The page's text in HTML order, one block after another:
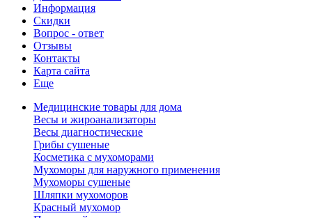
Информация
Скидки
Вопрос - ответ
Отзывы
Контакты
Карта сайта
Еще
Медицинские товары для дома
Весы и жироанализаторы
Весы диагностические
Грибы сушеные
Косметика с мухоморами
Мухоморы для наружного применения
Мухоморы сушеные
Шляпки мухоморов
Красный мухомор